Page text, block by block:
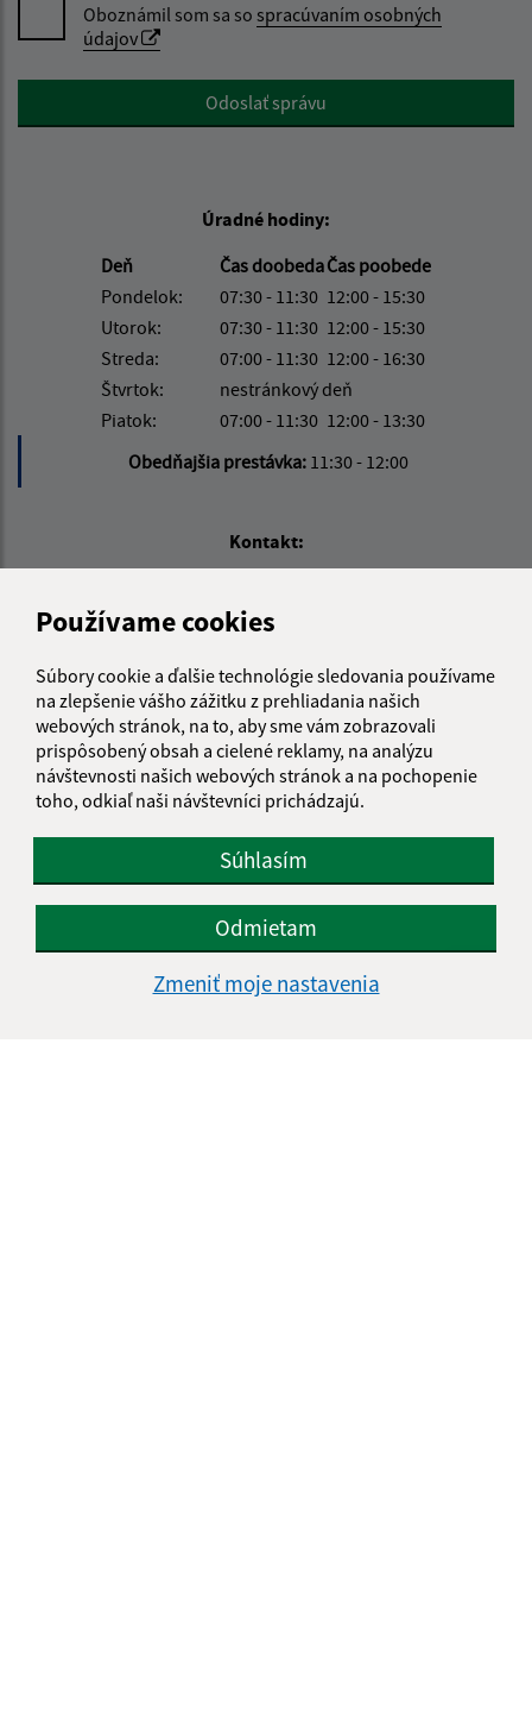
Používame cookies
Súbory cookie a ďalšie technológie sledovania používame
na zlepšenie vášho zážitku z prehliadania našich
webových stránok, na to, aby sme vám zobrazovali
prispôsobený obsah a cielené reklamy, na analýzu
návštevnosti našich webových stránok a na pochopenie
toho, odkiaľ naši návštevníci prichádzajú.
Súhlasím
Odmietam
Zmeniť moje nastavenia
Oboznámil som sa so spracúvaním osobných
údajov
Google reCaptcha ResponseOdoslať správu
Úradné hodiny:
Deň
Čas doobedaČas poobede
Pondelok:
07:30 - 11:30 12:00 - 15:30
Utorok:
07:30 - 11:30 12:00 - 15:30
Streda:
07:00 - 11:30 12:00 - 16:30
Štvrtok:
nestránkový deň
Piatok:
07:00 - 11:30 12:00 - 13:30
Obedňajšia prestávka: 11:30 - 12:00
Kontakt:
Košarovce 172
info@kosarovce.sk
+421 57 44 98 129
IČO: 00332496